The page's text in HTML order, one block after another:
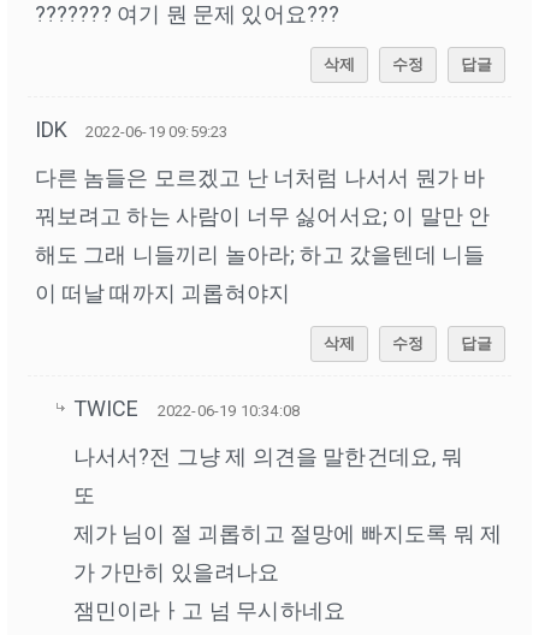
??????? 여기 뭔 문제 있어요???
삭제 수정 답글
IDK 2022-06-19 09:59:23
다른 놈들은 모르겠고 난 너처럼 나서서 뭔가 바
꿔보려고 하는 사람이 너무 싫어서요; 이 말만 안
해도 그래 니들끼리 놀아라; 하고 갔을텐데 니들
이 떠날 때까지 괴롭혀야지
삭제 수정 답글
TWICE 2022-06-19 10:34:08
나서서?전 그냥 제 의견을 말한건데요, 뭐
또
제가 님이 절 괴롭히고 절망에 빠지도록 뭐 제
가 가만히 있을려나요
잼민이라ㅏ고 넘 무시하네요